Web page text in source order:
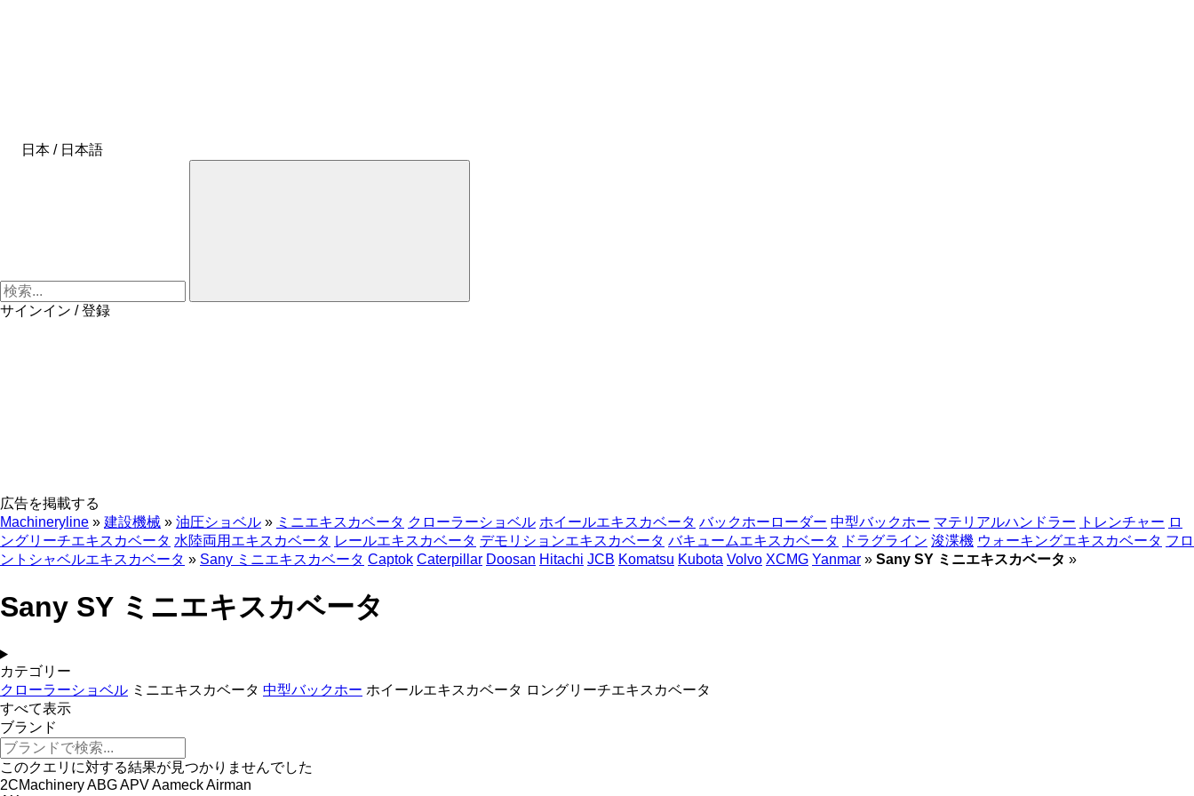
日本 / 日本語
サインイン / 登録
広告を掲載する
Machineryline » 建設機械 » 油圧ショベル » ミニエキスカベータ クローラーショベル ホイールエキスカベータ バックホーローダー 中型バックホー マテリアルハンドラー トレンチャー ロ
ングリーチエキスカベータ 水陸両用エキスカベータ レールエキスカベータ デモリションエキスカベータ バキュームエキスカベータ ドラグライン 浚渫機 ウォーキングエキスカベータ フロ
ントシャベルエキスカベータ » Sany ミニエキスカベータ Captok Caterpillar Doosan Hitachi JCB Komatsu Kubota Volvo XCMG Yanmar » Sany SY ミニエキスカベータ »
Sany SY ミニエキスカベータ
カテゴリー
クローラーショベル ミニエキスカベータ 中型バックホー ホイールエキスカベータ ロングリーチエキスカベータ
すべて表示
ブランド
このクエリに対する結果が見つかりませんでした
2CMachineryABGAPVAameckAirman